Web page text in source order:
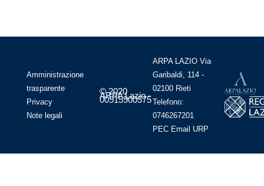
Amministrazione
trasparente
Privacy
Note legali
© 2020
ARPA Lazio -
00915900575
ARPA LAZIO Via
Garibaldi, 114 -
02100 Rieti
Telefono:
0746267201
PEC Email URP